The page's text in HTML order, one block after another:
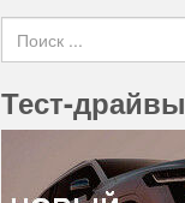
Search for
Тест-драйвы